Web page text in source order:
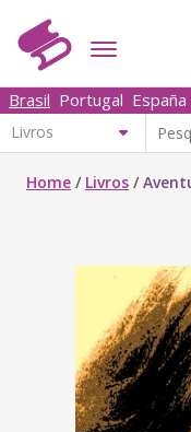
Brasil Portugal España
Home / Livros /